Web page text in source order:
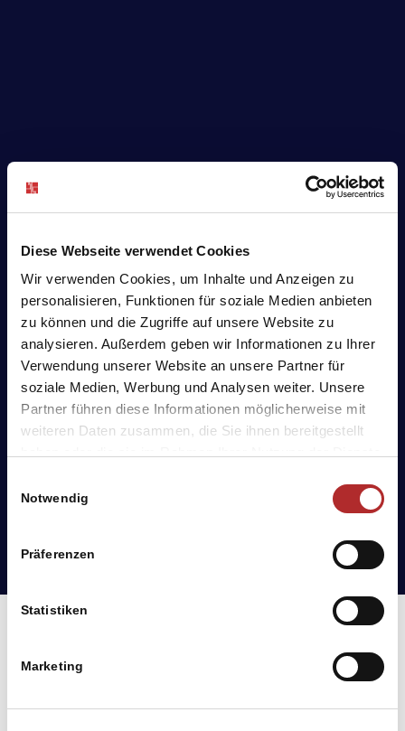
Diese Webseite verwendet Cookies
Wir verwenden Cookies, um Inhalte und Anzeigen zu
personalisieren, Funktionen für soziale Medien anbieten
zu können und die Zugriffe auf unsere Website zu
analysieren. Außerdem geben wir Informationen zu Ihrer
Verwendung unserer Website an unsere Partner für
soziale Medien, Werbung und Analysen weiter. Unsere
Partner führen diese Informationen möglicherweise mit
weiteren Daten zusammen, die Sie ihnen bereitgestellt
Cookies, wenn Sie unsere Webseite weiterhin nutzen.
Notwendig
Präferenzen
Statistiken
Marketing